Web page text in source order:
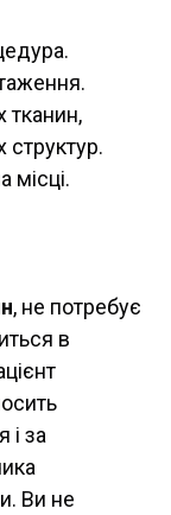
тканин,
структур.
місці.
, не потребує
в
і за
Ви не